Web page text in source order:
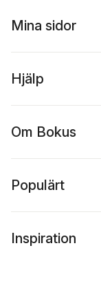
Mina sidor
Hjälp
Om Bokus
Populärt
Inspiration